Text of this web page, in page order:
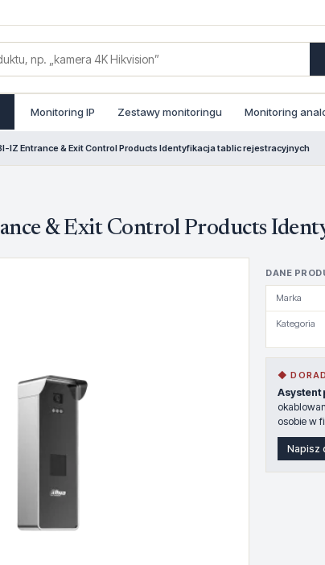
Monitoring IP Zestawy monitoringu Monitoring
IZ Entrance & Exit Control Products Identyfikacja tablic rejestracyjnych
& Exit Control Products
DANE
Marka
Kategoria
◆
Asystent
osobie w
Napisz